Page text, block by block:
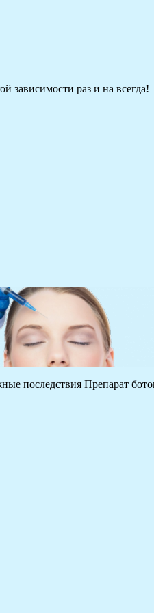
зависимости раз и на всегда!
последствия Препарат